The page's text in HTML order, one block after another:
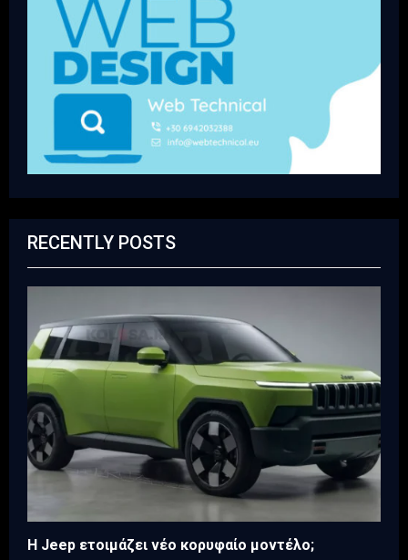
RECENTLY POSTS
H Jeep ετοιμάζει νέο κορυφαίο μοντέλο;